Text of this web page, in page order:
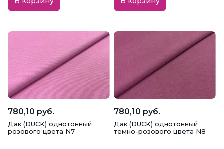
780,10 руб.
Дак (DUCK) однотонный
розового цвета N7
780,10 руб.
Дак (DUCK) однотонный
темно-розового цвета N8